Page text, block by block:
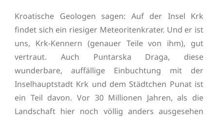
Kroatische Geologen sagen: Auf der Insel Krk
findet sich ein riesiger Meteoritenkrater. Und er ist
uns, Krk-Kennern (genauer Teile von ihm), gut
vertraut. Auch Puntarska Draga, diese
wunderbare, auffällige Einbuchtung mit der
Inselhauptstadt Krk und dem Städtchen Punat ist
ein Teil davon. Vor 30 Millionen Jahren, als die
Landschaft hier noch völlig anders ausgesehen